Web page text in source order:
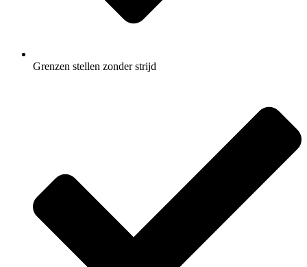
Grenzen stellen zonder strijd